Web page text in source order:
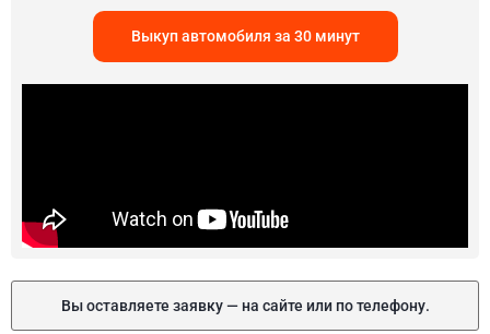
Выкуп автомобиля за 30 минут
Вы оставляете заявку — на сайте или по телефону.